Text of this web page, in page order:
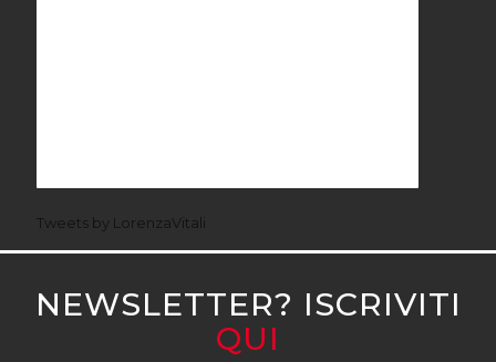
Tweets by LorenzaVitali
NEWSLETTER? ISCRIVITI
QUI